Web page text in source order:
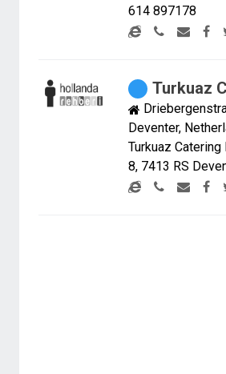
614 897178
Turkuaz
Deventer,
Turkuaz
8, 7413 RS